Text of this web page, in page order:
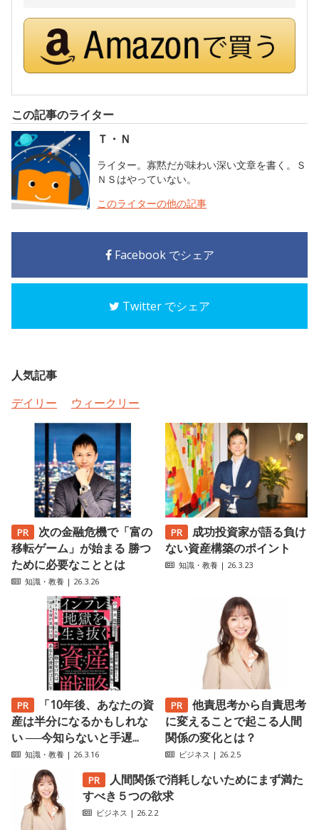
この記事のライター
Ｔ・Ｎ
ライター。寡黙だが味わい深い文章を書く。Ｓ
ＮＳはやっていない。
このライターの他の記事
Facebook でシェア
Twitter でシェア
人気記事
デイリー
ウィークリー
次の金融危機で「富の
移転ゲーム」が始まる 勝つ
ために必要なこととは
知識・教養 | 26.3.26
成功投資家が語る負け
ない資産構築のポイント
知識・教養 | 26.3.23
「10年後、あなたの資
産は半分になるかもしれな
い ──今知らないと手遅...
知識・教養 | 26.3.16
他責思考から自責思考
に変えることで起こる人間
関係の変化とは？
ビジネス | 26.2.5
人間関係で消耗しないためにまず満た
すべき５つの欲求
ビジネス | 26.2.2